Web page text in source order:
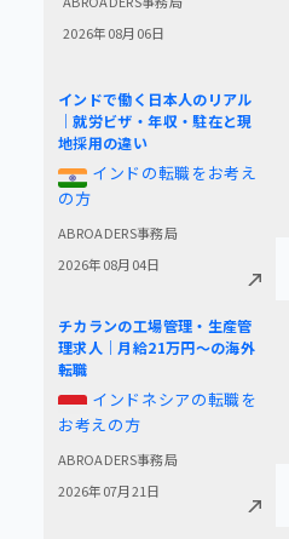
2026年08月06日
インドで働く日本人のリアル
｜就労ビザ・年収・駐在と現
地採用の違い
インドの転職をお考え
の方
ABROADERS事務局
2026年08月04日
チカランの工場管理・生産管
理求人｜月給21万円〜の海外
転職
インドネシアの転職を
お考えの方
ABROADERS事務局
2026年07月21日